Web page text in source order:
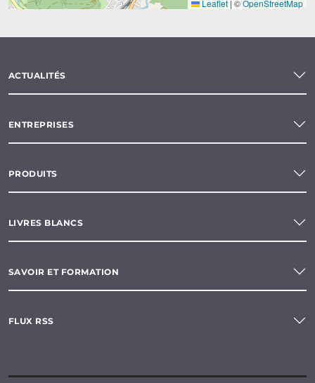
Leaflet | ©OpenStreetMap
ACTUALITÉS
ENTREPRISES
PRODUITS
LIVRES BLANCS
SAVOIR ET FORMATION
FLUX RSS